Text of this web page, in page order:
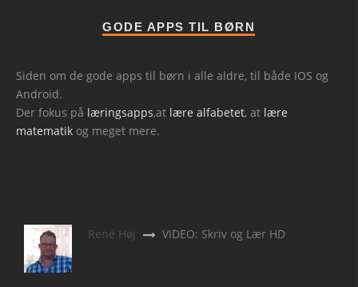
GODE APPS TIL BØRN
Siden om de gode apps til børn i alle aldre, til både IOS og
Android.
Der fokus på læringsapps,at lære alfabetet, at lære
matematik og meget mere.
René Høj VIDEO: Skriv og Lær HD